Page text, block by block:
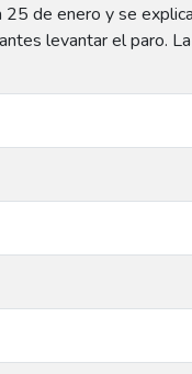
de enero y se
levantar el paro.